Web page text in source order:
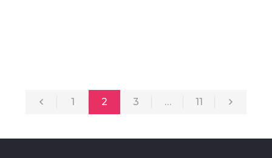
1 2 3 … 11